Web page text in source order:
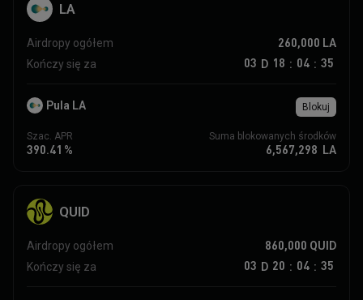
LA
Airdropy ogółem 260,000 LA
Kończy się za
03 D 18 : 04 : 35
Pula LA
Szac. APR
390.41 %
Suma blokowanych środków
6,567,298 LA
Blokuj
QUID
Airdropy ogółem 860,000 QUID
Kończy się za
03 D 20 : 04 : 35